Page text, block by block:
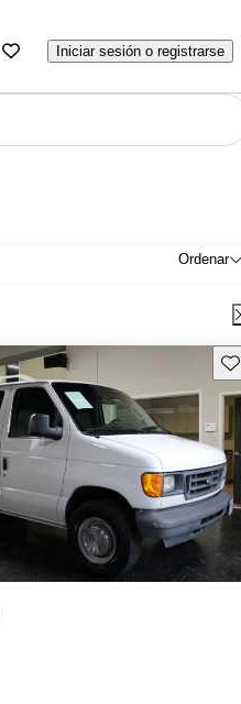
Iniciar sesión o registrarse
Ordenar